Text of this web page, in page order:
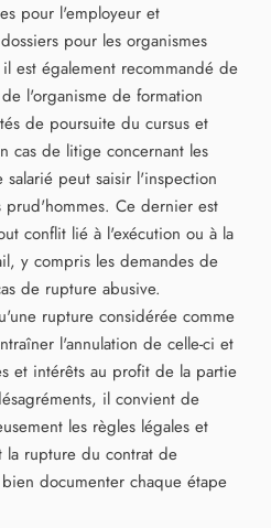
pour l'employeur et
pour les organismes
est également recommandé de
l'organisme de formation
de poursuite du cursus et
cas de litige concernant les
peut saisir l'inspection
Ce dernier est
conflit lié à l'exécution ou à la
y compris les demandes de
de rupture abusive.
rupture considérée comme
l'annulation de celle-ci et
et intérêts au profit de la partie
il convient de
les règles légales et
la rupture du contrat de
documenter chaque étape